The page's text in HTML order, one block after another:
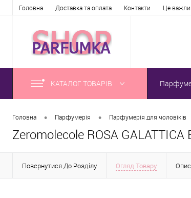
Головна Доставка та оплата Контакти Це
КАТАЛОГ ТОВАРІВ
Головна • Парфумерія • Парфумерія для чоловіків
Zeromolecole ROSA GALATTICA
Повернутися До Розділу Огляд Товару Опис